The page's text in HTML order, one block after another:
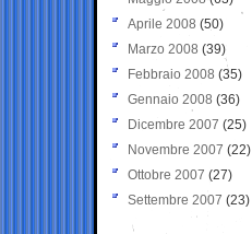
Aprile 2008 (50)
Marzo 2008 (39)
Febbraio 2008 (35)
Gennaio 2008 (36)
Dicembre 2007 (25)
Novembre 2007 (22)
Ottobre 2007 (27)
Settembre 2007 (23)